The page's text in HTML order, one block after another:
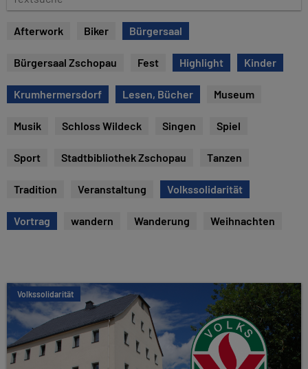
e
c
Afterwork Biker Bürgersaal
Bürgersaal Zschopau Fest Highlight Kinder
Krumhermersdorf Lesen, Bücher Museum
Musik Schloss Wildeck Singen Spiel
Sport Stadtbibliothek Zschopau Tanzen
Tradition Veranstaltung Volkssolidarität
Vortrag wandern Wanderung Weihnachten
Volkssolidarität